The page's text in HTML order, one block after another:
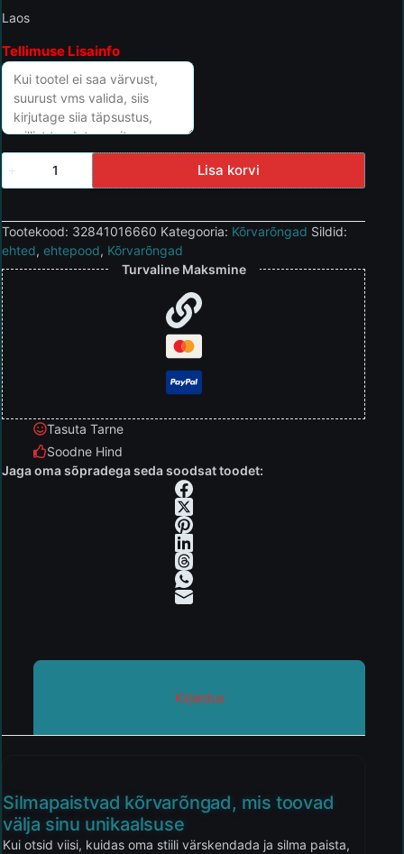
Laos
Tellimuse Lisainfo
Lisa korvi
Tootekood: 32841016660 Kategooria: Kõrvarõngad Sildid:
ehted, ehtepood, Kõrvarõngad
Turvaline Maksmine
Tasuta Tarne
Soodne Hind
Jaga oma sõpradega seda soodsat toodet:
Kirjeldus
Silmapaistvad kõrvarõngad, mis toovad
välja sinu unikaalsuse
Kui otsid viisi, kuidas oma stiili värskendada ja silma paista,